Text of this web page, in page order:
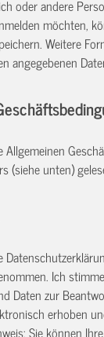
oder andere
möchten,
Weitere
angegebenen
Allgemeinen
(siehe unten)
Ich
Daten zur
erhoben
Sie können